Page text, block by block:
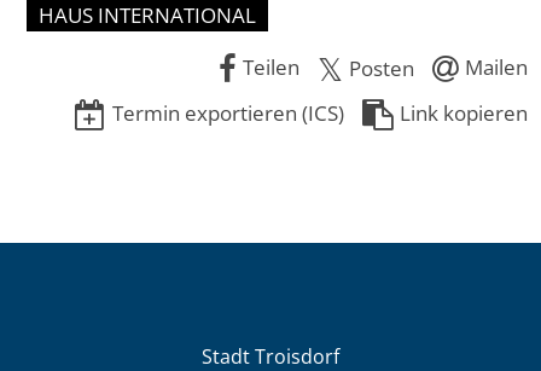
HAUS INTERNATIONAL
Teilen
Posten
Mailen
Termin exportieren (ICS)
Link kopieren
Stadt Troisdorf